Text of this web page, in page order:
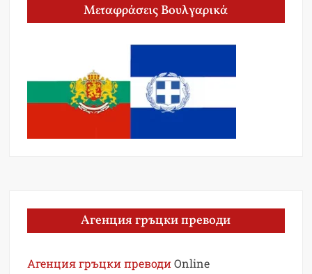
Μεταφράσεις Βουλγαρικά
Агенция гръцки преводи
Агенция гръцки преводи Online